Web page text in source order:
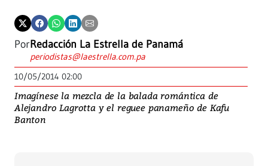
PorRedacción La Estrella de Panamá
periodistas@laestrella.com.pa
10/05/2014 02:00
Imagínese la mezcla de la balada romántica de
Alejandro Lagrotta y el reguee panameño de Kafu
Banton